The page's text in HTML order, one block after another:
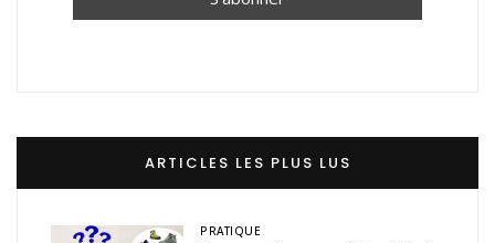
ARTICLES LES PLUS LUS
PRATIQUE